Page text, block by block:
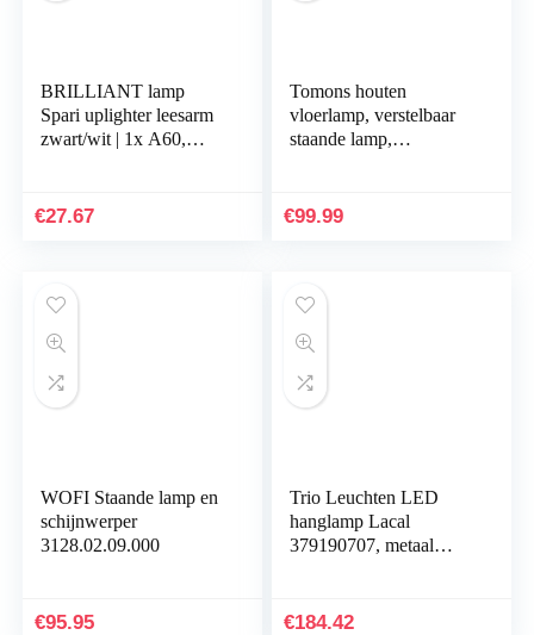
BRILLIANT lamp
Spari uplighter leesarm
zwart/wit | 1x A60,
(niet inbegrepen)
€27.67
Tomons houten
vloerlamp, verstelbaar
staande lamp,
40W E26 gloeilamp,
€99.99
WOFI Staande lamp en
schijnwerper
3128.02.09.000
€95.95
Trio Leuchten LED
hanglamp Lacal
379190707, metaal
touch dimmer
€184.42